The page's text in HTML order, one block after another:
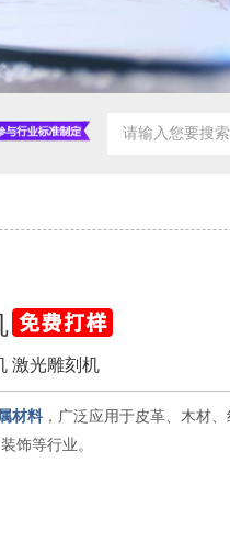
激光雕刻机
材料 ，广泛应用于皮革、木材
饰等行业。